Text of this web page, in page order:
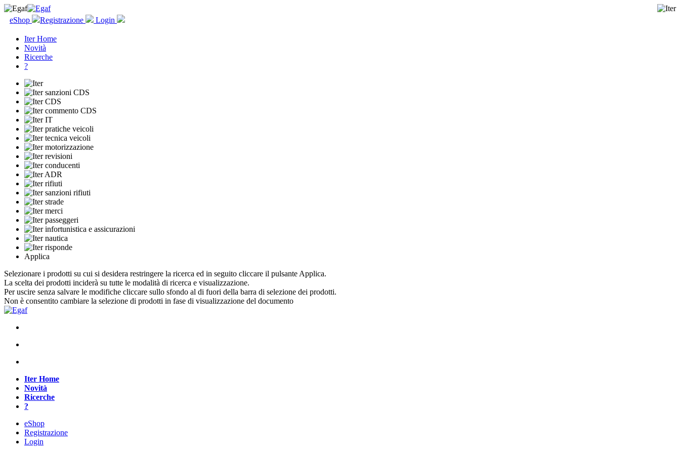
eShop Registrazione Login
Iter Home
Novità
Ricerche
?
Applica
Selezionare i prodotti su cui si desidera restringere la ricerca ed in seguito cliccare il pulsante Applica.
La scelta dei prodotti inciderà su tutte le modalità di ricerca e visualizzazione.
Per uscire senza salvare le modifiche cliccare sullo sfondo al di fuori della barra di selezione dei prodotti.
Non è consentito cambiare la selezione di prodotti in fase di visualizzazione del documento
Iter Home
Novità
Ricerche
?
eShop
Registrazione
Login